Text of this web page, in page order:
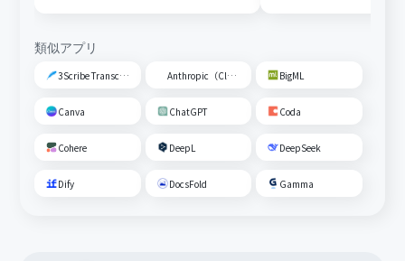
類似アプリ
3Scribe Transcription Anthropic（Claude） BigML
Canva ChatGPT Coda
Cohere DeepL DeepSeek
Dify DocsFold Gamma